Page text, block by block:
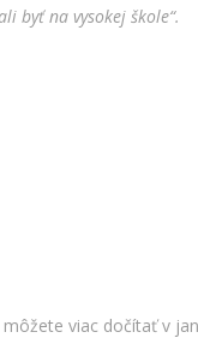
byť na vysokej škole“.
viac dočítať v